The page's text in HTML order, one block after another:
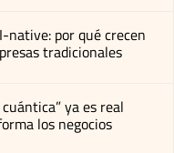
native: por qué crecen
tradicionales
ya es real
los negocios